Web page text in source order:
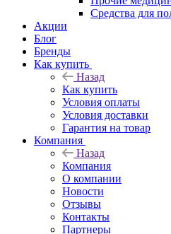
Средства для
Акции
Блог
Бренды
Как купить
Назад
Как купить
Условия оплаты
Условия доставки
Гарантия на товар
Компания
Назад
Компания
О компании
Новости
Отзывы
Контакты
Партнеры